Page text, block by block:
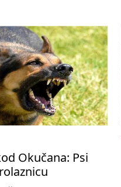
Okučana: Psi